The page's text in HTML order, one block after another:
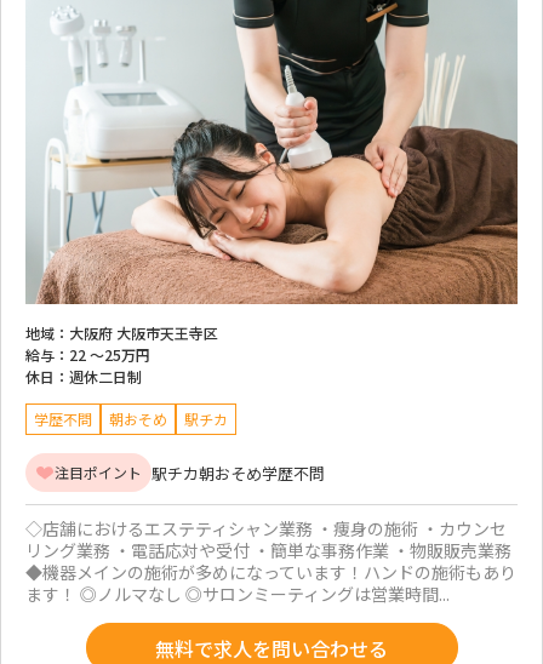
地域： 大阪府 大阪市天王寺区
給与： 22 ～25万円
休日： 週休二日制
学歴不問 朝おそめ 駅チカ
注目ポイント 駅チカ朝おそめ学歴不問
◇店舗におけるエステティシャン業務 ・痩身の施術 ・カウンセ
リング業務 ・電話応対や受付 ・簡単な事務作業 ・物販販売業務
◆機器メインの施術が多めになっています！ハンドの施術もあり
ます！ ◎ノルマなし ◎サロンミーティングは営業時間...
無料で求人を問い合わせる